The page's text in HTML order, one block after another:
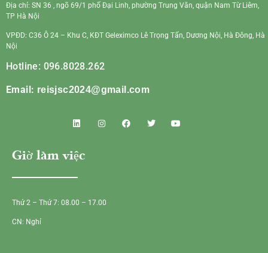
Địa chỉ: SN 36 , ngõ 69/1 phố Đại Linh, phường Trung Văn, quận Nam Từ Liêm,
TP Hà Nội
VPĐD: C36 Ô 24 – Khu C, KĐT Geleximco Lê Trọng Tấn, Dương Nội, Hà Đông, Hà
Nội
Hotline: 096.8028.262
Email: reisjsc2024@gmail.com
Giờ làm việc
Thứ 2 – Thứ 7: 08.00 – 17.00
CN: Nghỉ